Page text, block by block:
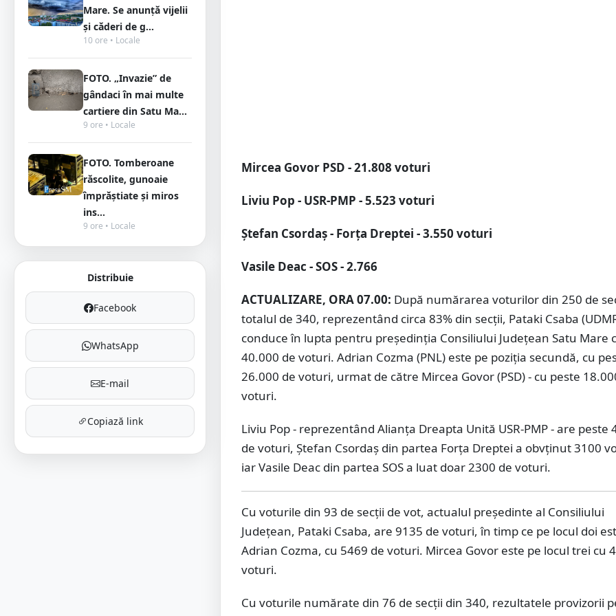
Mare. Se anunță vijelii
și căderi de g...
10 ore • Locale
FOTO. „Invazie” de
gândaci în mai multe
cartiere din Satu Ma...
9 ore • Locale
FOTO. Tomberoane
răscolite, gunoaie
împrăștiate și miros
ins...
9 ore • Locale
Distribuie
Facebook
WhatsApp
E-mail
Copiază link
Mircea Govor PSD - 21.808 voturi
Liviu Pop - USR-PMP - 5.523 voturi
Ştefan Csordaş - Forța Dreptei - 3.550 voturi
Vasile Deac - SOS - 2.766
ACTUALIZARE, ORA 07.00: După numărarea voturilor din 250 de
totalul de 340, reprezentând circa 83% din secţii, Pataki Csaba
conduce în lupta pentru președinția Consiliului Județean Satu Mare
40.000 de voturi. Adrian Cozma (PNL) este pe poziția secundă, cu
26.000 de voturi, urmat de către Mircea Govor (PSD) - cu peste
voturi.
Liviu Pop - reprezentând Alianţa Dreapta Unită USR-PMP - are peste
de voturi, Ştefan Csordaş din partea Forţa Dreptei a obvținut 3100
iar Vasile Deac din partea SOS a luat doar 2300 de voturi.
Cu voturile din 93 de secții de vot, actualul președinte al Consiliului
Județean, Pataki Csaba, are 9135 de voturi, în timp ce pe locul doi
Adrian Cozma, cu 5469 de voturi. Mircea Govor este pe locul trei cu
voturi.
Cu voturile numărate din 76 de secții din 340, rezultatele provizorii